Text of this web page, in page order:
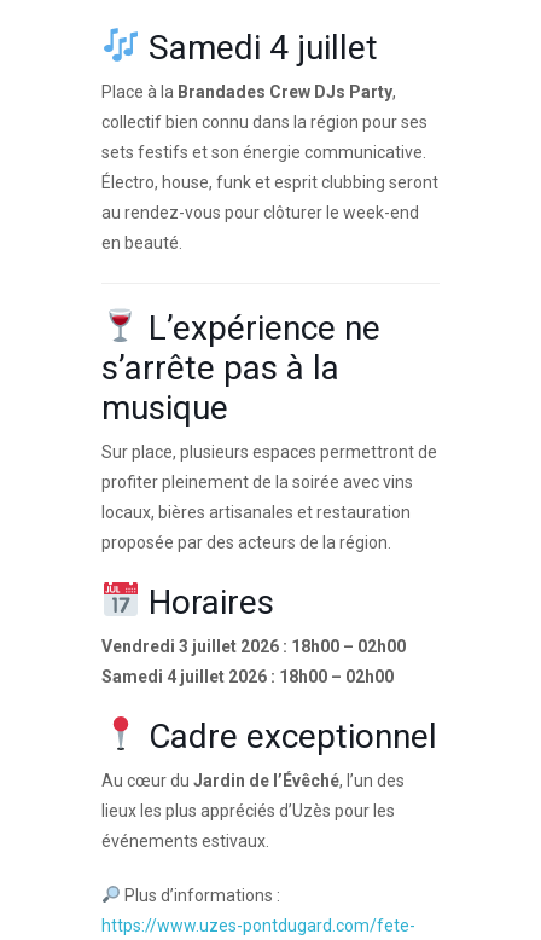
Samedi 4 juillet
Place à la Brandades Crew DJs Party,
collectif bien connu dans la région pour ses
sets festifs et son énergie communicative.
Électro, house, funk et esprit clubbing seront
au rendez-vous pour clôturer le week-end
en beauté.
L’expérience ne
s’arrête pas à la
musique
Sur place, plusieurs espaces permettront de
profiter pleinement de la soirée avec vins
locaux, bières artisanales et restauration
proposée par des acteurs de la région.
Horaires
Vendredi 3 juillet 2026 : 18h00 – 02h00
Samedi 4 juillet 2026 : 18h00 – 02h00
Cadre exceptionnel
Au cœur du Jardin de l’Évêché, l’un des
lieux les plus appréciés d’Uzès pour les
événements estivaux.
Plus d’informations :
https://www.uzes-pontdugard.com/fete-